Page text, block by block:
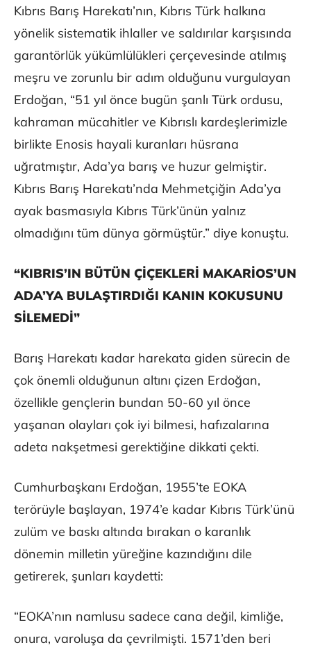
Kıbrıs Barış Harekatı’nın, Kıbrıs Türk halkına
yönelik sistematik ihlaller ve saldırılar karşısında
garantörlük yükümlülükleri çerçevesinde atılmış
meşru ve zorunlu bir adım olduğunu vurgulayan
Erdoğan, “51 yıl önce bugün şanlı Türk ordusu,
kahraman mücahitler ve Kıbrıslı kardeşlerimizle
birlikte Enosis hayali kuranları hüsrana
uğratmıştır, Ada’ya barış ve huzur gelmiştir.
Kıbrıs Barış Harekatı’nda Mehmetçiğin Ada’ya
ayak basmasıyla Kıbrıs Türk’ünün yalnız
olmadığını tüm dünya görmüştür.” diye konuştu.
“KIBRIS’IN BÜTÜN ÇİÇEKLERİ MAKARİOS’UN
ADA’YA BULAŞTIRDIĞI KANIN KOKUSUNU
SİLEMEDİ”
Barış Harekatı kadar harekata giden sürecin de
çok önemli olduğunun altını çizen Erdoğan,
özellikle gençlerin bundan 50-60 yıl önce
yaşanan olayları çok iyi bilmesi, hafızalarına
adeta nakşetmesi gerektiğine dikkati çekti.
Cumhurbaşkanı Erdoğan, 1955’te EOKA
terörüyle başlayan, 1974’e kadar Kıbrıs Türk’ünü
zulüm ve baskı altında bırakan o karanlık
dönemin milletin yüreğine kazındığını dile
getirerek, şunları kaydetti:
“EOKA’nın namlusu sadece cana değil, kimliğe,
onura, varoluşa da çevrilmişti. 1571’den beri